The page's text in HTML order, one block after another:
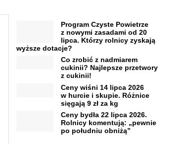
Program Czyste Powietrze
z nowymi zasadami od 20
lipca. Którzy rolnicy zyskają
wyższe dotacje?
Co zrobić z nadmiarem
cukinii? Najlepsze przetwory
z cukinii!
Ceny wiśni 14 lipca 2026
w hurcie i skupie. Różnice
sięgają 9 zł za kg
Ceny bydła 22 lipca 2026.
Rolnicy komentują: „pewnie
po południu obniżą”